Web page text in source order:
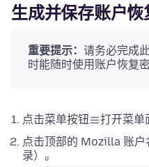
生成并保存账户恢
重要提示： 请务必完成
时能随时使用账户恢复密
点击菜单按钮
打开菜单
点击顶部的 Mozilla 账户
录）。